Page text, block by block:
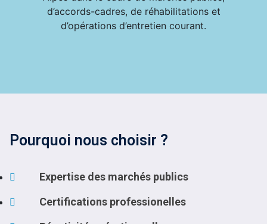
d’accords-cadres, de réhabilitations et
d’opérations d’entretien courant.
Pourquoi nous choisir ?
Expertise des marchés publics
Certifications professionelles